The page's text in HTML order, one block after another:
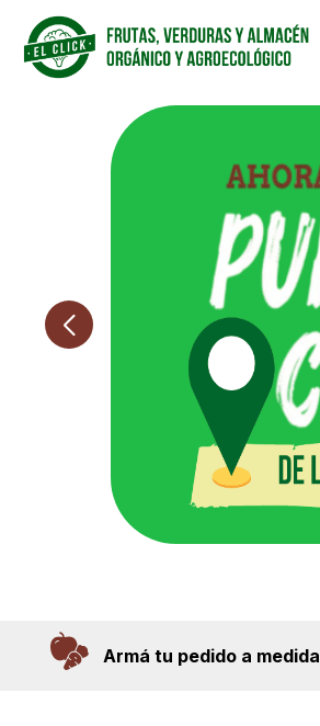
Armá tu pedido a medida